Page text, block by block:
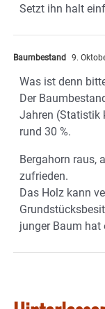
Setzt ihn halt
Baumbestand 9.
Was ist denn
Der
Jahren (Statistik
rund 30 %.
Bergahorn raus,
zufrieden.
Das Holz kann
junger Baum hat